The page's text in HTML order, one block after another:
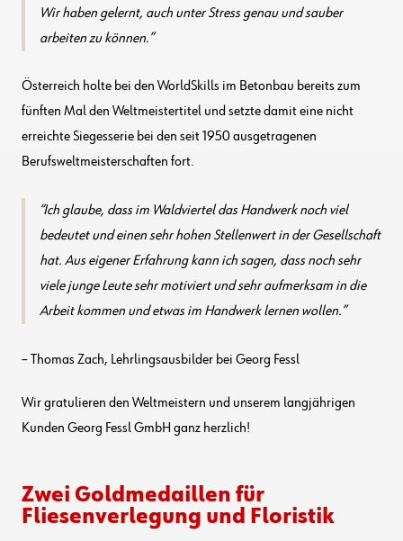
Wir haben gelernt, auch unter Stress genau und sauber
arbeiten zu können.
Österreich holte bei den WorldSkills im Betonbau bereits zum
fünften Mal den Weltmeistertitel und setzte damit eine nicht
erreichte Siegesserie bei den seit 1950 ausgetragenen
Berufsweltmeisterschaften fort.
Ich glaube, dass im Waldviertel das Handwerk noch viel
bedeutet und einen sehr hohen Stellenwert in der Gesellschaft
hat. Aus eigener Erfahrung kann ich sagen, dass noch sehr
viele junge Leute sehr motiviert und sehr aufmerksam in die
Arbeit kommen und etwas im Handwerk lernen wollen.
– Thomas Zach, Lehrlingsausbilder bei Georg Fessl
Wir gratulieren den Weltmeistern und unserem langjährigen
Kunden Georg Fessl GmbH ganz herzlich!
Zwei Goldmedaillen für
Fliesenverlegung und Floristik